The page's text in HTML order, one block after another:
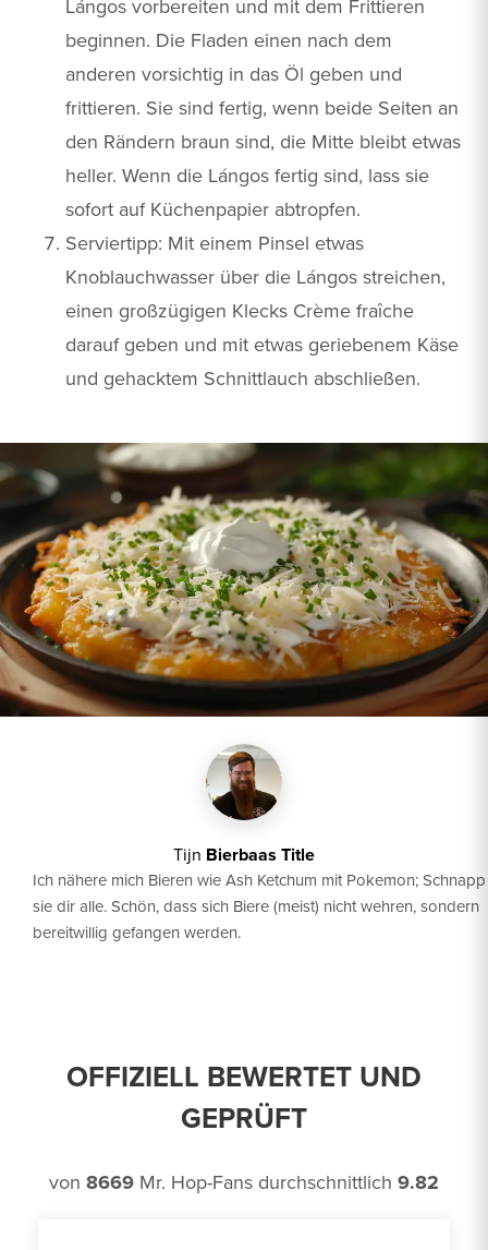
Lángos vorbereiten und mit dem Frittieren
beginnen. Die Fladen einen nach dem
anderen vorsichtig in das Öl geben und
frittieren. Sie sind fertig, wenn beide Seiten an
den Rändern braun sind, die Mitte bleibt etwas
heller. Wenn die Lángos fertig sind, lass sie
sofort auf Küchenpapier abtropfen.
Serviertipp: Mit einem Pinsel etwas
Knoblauchwasser über die Lángos streichen,
einen großzügigen Klecks Crème fraîche
darauf geben und mit etwas geriebenem Käse
und gehacktem Schnittlauch abschließen.
Tijn Bierbaas Title
Ich nähere mich Bieren wie Ash Ketchum mit Pokemon; Schnapp
sie dir alle. Schön, dass sich Biere (meist) nicht wehren, sondern
bereitwillig gefangen werden.
OFFIZIELL BEWERTET UND
GEPRÜFT
von 8669 Mr. Hop-Fans durchschnittlich 9.82